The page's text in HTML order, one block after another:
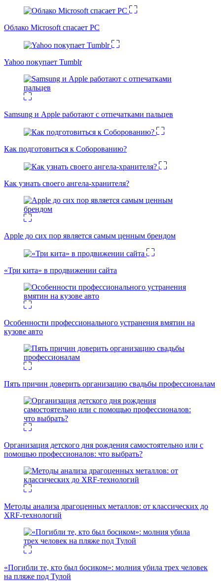
Облако Microsoft спасает PC
Yahoo покупает Tumblr
Samsung и Apple работают с отпечатками пальцев
Как подготовиться к Соборованию?
Как узнать своего ангела-хранителя?
Apple до сих пор является самым ценным брендом
«Три кита» в продвижении сайта
Особенности профессионального устранения вмятин на
кузове авто
Пять причин доверить организацию свадьбы профессионалам
Организация детского дня рождения самостоятельно или с
помощью профессионалов: что выбрать?
Методы анализа драгоценных металлов: от классических до
XRF-технологий
«Погибли те, кто был босиком»: молния убила трех человек
на пляже под Тулой